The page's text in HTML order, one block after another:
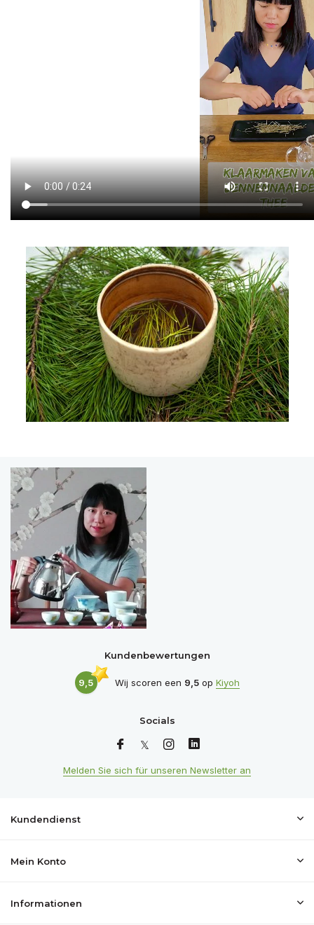
Kundenbewertungen
9,5 Wij scoren een 9,5op Kiyoh
Socials
Melden Sie sich für unseren Newsletter an
Kundendienst
Mein Konto
Informationen